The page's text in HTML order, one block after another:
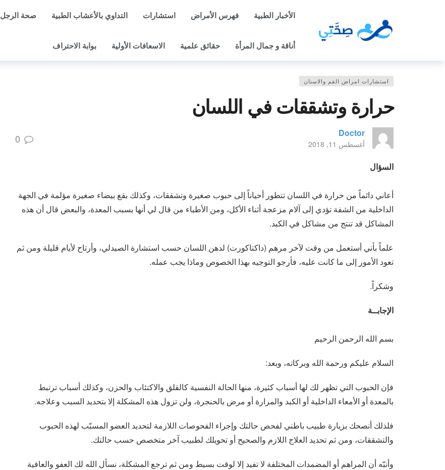
الأخبار الطبية فهرس الأمراض استشارات التداوي بالأعشاب الطبية صحة الرجل
أناقة و جمال المرأة حقائق علمية الاسعافات الأولية بوابة الاحتراف
استشارات امراض الفم والاسنان
حرارة وتشققات في اللسان
Doctor
أغسطس 11, 2018 0
السؤال
أعاني دائماً من حرارة في اللسان تتطور أحياناً إلى حبوب صغيرة وتشققات، وكذلك بقع بيضاء صغيرة مؤلمة في الجهة
الداخلية من الشفة تؤدي إلى آلام مزعجة أثناء الأكل، ومن الأطباء من قال لي أنها بسبب المعدة، والبعض قال أن هذه
المشاكل قد تنتج من مشاكل في الكبد.
علماً بأني أستعمل من وقت لآخر مرهم (داكتاكورت) لدهن اللسان حسب استشارة الصيدلي، وأرتاح لأيام قليلة ومن ثم
تعود الأمور إلى ما كانت عليه، فأرجو التوجيه بهذا الخصوص وماذا يجب عمله.
وشكراً.
الإجابــة
بسم الله الرحمن الرحيم
السلام عليكم ورحمة الله وبركاته، وبعد:
فإن الحبوب التي تظهر لك لها أسباب كثيرة، منها الحالة النفسية كالقلق والاكتئاب والحزن، وكذلك أسباب ترتبط
بالمعدة أو الأمعاء الداخلية أو الكبد والمرارة أو مرض بالحنجرة، ولن تزول هذه المشكلة إلا بتحديد السبب وعلاجه.
فلذلك أنصحك بزيارة طبيب باطني لفحص حالتك وإجراء الفحوصات اللازمة لتحديد العضو المسبّب لهذه الحبوب
والتشققات، ومن ثم تحديد العلاج اللازم والصحيح أو تحويلك لطبيب آخر متخصص حسب حالتك.
وأنبّه أن المراهم أو المضمدات المختلفة لا تفيد إلا لوقت بسيط ومن ثم ترجع المشكلة، نسأل الله لك العفو والعافية